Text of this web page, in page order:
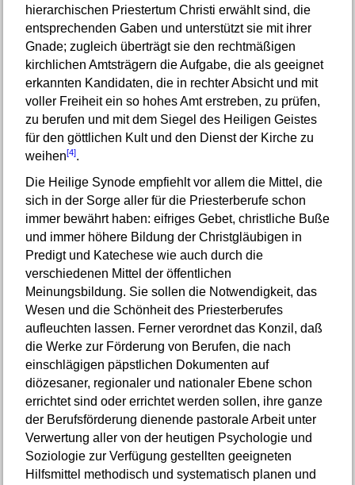
hierarchischen Priestertum Christi erwählt sind, die
entsprechenden Gaben und unterstützt sie mit ihrer
Gnade; zugleich überträgt sie den rechtmäßigen
kirchlichen Amtsträgern die Aufgabe, die als geeignet
erkannten Kandidaten, die in rechter Absicht und mit
voller Freiheit ein so hohes Amt erstreben, zu prüfen,
zu berufen und mit dem Siegel des Heiligen Geistes
für den göttlichen Kult und den Dienst der Kirche zu
weihen[4].
Die Heilige Synode empfiehlt vor allem die Mittel, die
sich in der Sorge aller für die Priesterberufe schon
immer bewährt haben: eifriges Gebet, christliche Buße
und immer höhere Bildung der Christgläubigen in
Predigt und Katechese wie auch durch die
verschiedenen Mittel der öffentlichen
Meinungsbildung. Sie sollen die Notwendigkeit, das
Wesen und die Schönheit des Priesterberufes
aufleuchten lassen. Ferner verordnet das Konzil, daß
die Werke zur Förderung von Berufen, die nach
einschlägigen päpstlichen Dokumenten auf
diözesaner, regionaler und nationaler Ebene schon
errichtet sind oder errichtet werden sollen, ihre ganze
der Berufsförderung dienende pastorale Arbeit unter
Verwertung aller von der heutigen Psychologie und
Soziologie zur Verfügung gestellten geeigneten
Hilfsmittel methodisch und systematisch planen und